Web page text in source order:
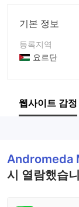
기본 정보
등록지역
요르단
회사 전체 이름
웹사이트 감정
Andromeda
시 열람했습